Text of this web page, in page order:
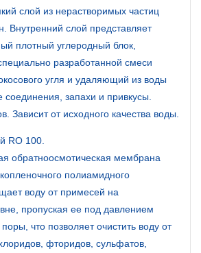
слой из нерастворимых частиц
Внутренний слой представляет
плотный углеродный блок,
разработанной смеси
угля и удаляющий из воды
соединения, запахи и привкусы.
Зависит от исходного качества воды.
RO 100.
обратноосмотическая мембрана
полиамидного
воду от примесей на
пропуская ее под давлением
что позволяет очистить воду от
фторидов, сульфатов,